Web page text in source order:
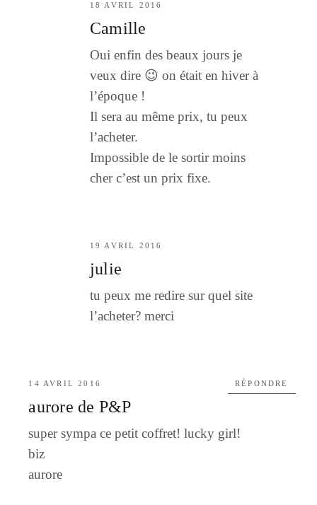
18 AVRIL 2016
Camille
Oui enfin des beaux jours je
veux dire 😉 on était en hiver à
l’époque !
Il sera au même prix, tu peux
l’acheter.
Impossible de le sortir moins
cher c’est un prix fixe.
19 AVRIL 2016
julie
tu peux me redire sur quel site
l’acheter? merci
14 AVRIL 2016
aurore de P&P
super sympa ce petit coffret! lucky girl!
biz
aurore
RÉPONDRE